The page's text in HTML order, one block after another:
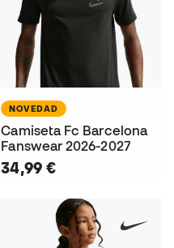
NOVEDAD
Camiseta Fc Barcelona
Fanswear 2026-2027
34,99 €